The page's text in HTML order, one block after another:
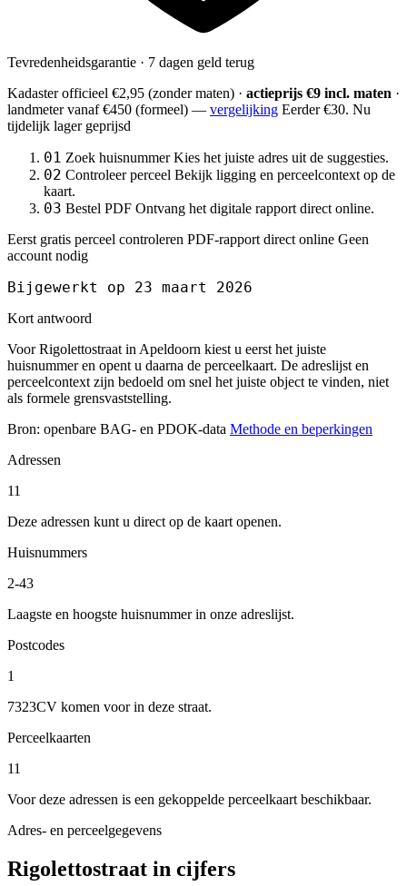
Tevredenheidsgarantie · 7 dagen geld terug
Kadaster officieel €2,95 (zonder maten) · actieprijs €9 incl. maten ·
landmetervanaf €450 (formeel) — vergelijking Eerder €30. Nu
tijdelijk lager geprijsd
01 Zoek huisnummer Kies het juiste adres uit de suggesties.
02 Controleer perceel Bekijk ligging en perceelcontext op de
kaart.
03 Bestel PDF Ontvang het digitale rapport direct online.
Eerst gratis perceel controleren PDF-rapport direct online Geen
account nodig
Bijgewerkt op 23 maart 2026
Kort antwoord
Voor Rigolettostraat in Apeldoorn kiest u eerst het juiste
huisnummer en opent u daarna de perceelkaart. De adreslijst en
perceelcontext zijn bedoeld om snel het juiste object te vinden, niet
als formele grensvaststelling.
Bron: openbare BAG- en PDOK-data Methode en beperkingen
Adressen
11
Deze adressen kunt u direct op de kaart openen.
Huisnummers
2-43
Laagste en hoogste huisnummer in onze adreslijst.
Postcodes
1
7323CV komen voor in deze straat.
Perceelkaarten
11
Voor deze adressen is een gekoppelde perceelkaart beschikbaar.
Adres- en perceelgegevens
Rigolettostraat in cijfers